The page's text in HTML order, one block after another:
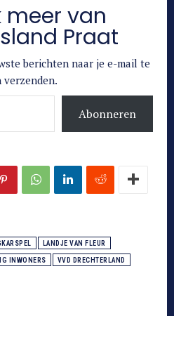
meer van
Praat
berichten naar je e-mail te
verzenden.
Abonneren
LANDJE VAN FLEUR
INWONERS VVD DRECHTERLAND